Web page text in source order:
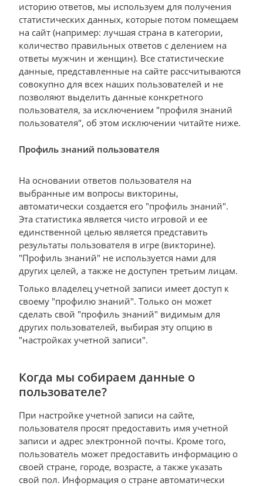
историю ответов, мы используем для получения
статистических данных, которые потом помещаем
на сайт (например: лучшая страна в категории,
количество правильных ответов с делением на
ответы мужчин и женщин). Все статистические
данные, представленные на сайте рассчитываются
совокупно для всех наших пользователей и не
позволяют выделить данные конкретного
пользователя, за исключением "профиля знаний
пользователя", об этом исключении читайте ниже.
Профиль знаний пользователя
На основании ответов пользователя на
выбранные им вопросы викторины,
автоматически создается его "профиль знаний".
Эта статистика является чисто игровой и ее
единственной целью является представить
результаты пользователя в игре (викторине).
"Профиль знаний" не используется нами для
других целей, а также не доступен третьим лицам.
Только владелец учетной записи имеет доступ к
своему "профилю знаний". Только он может
сделать свой "профиль знаний" видимым для
других пользователей, выбирая эту опцию в
"настройках учетной записи".
Когда мы собираем данные о
пользователе?
При настройке учетной записи на сайте,
пользователя просят предоставить имя учетной
записи и адрес электронной почты. Кроме того,
пользователь может предоставить информацию о
своей стране, городе, возрасте, а также указать
свой пол. Информация о стране автоматически